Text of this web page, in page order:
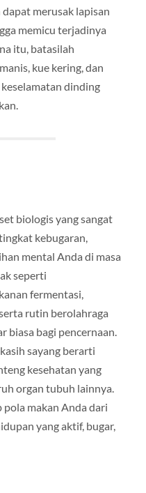
merusak lapisan
memicu terjadinya
itu, batasilah
kue kering, dan
dinding
biologis yang sangat
kebugaran,
mental Anda di masa
seperti
fermentasi,
rutin berolahraga
biasa bagi pencernaan.
sayang berarti
kesehatan yang
organ tubuh lainnya.
pola makan Anda dari
yang aktif, bugar,